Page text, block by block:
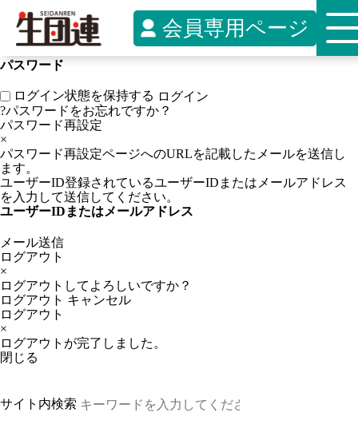
会員専用ページ
ユーザーID
または メールアドレス
パスワード
ログイン状態を保持する ログイン
?パスワードをお忘れですか？
パスワード再設定
×
パスワード再設定ページへのURLを記載したメールを送信し
ます。
ユーザーID登録されているユーザーIDまたはメールアドレス
を入力して送信してください。
ユーザーID または メールアドレス
メール送信
ログアウト
×
ログアウトしてよろしいですか？
ログアウト キャンセル
ログアウト
×
ログアウトが完了しました。
閉じる
サイト内検索